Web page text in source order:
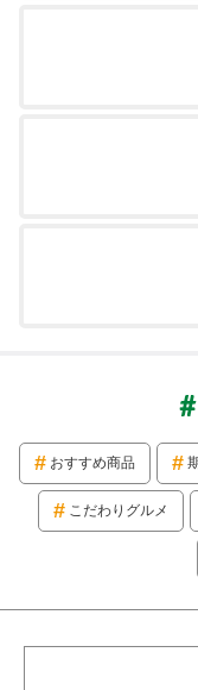
おすすめ商品
こだわりグルメ